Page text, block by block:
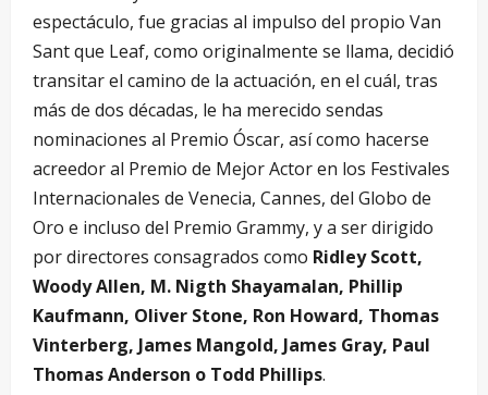
espectáculo, fue gracias al impulso del propio Van
Sant que Leaf, como originalmente se llama, decidió
transitar el camino de la actuación, en el cuál, tras
más de dos décadas, le ha merecido sendas
nominaciones al Premio Óscar, así como hacerse
acreedor al Premio de Mejor Actor en los Festivales
Internacionales de Venecia, Cannes, del Globo de
Oro e incluso del Premio Grammy, y a ser dirigido
por directores consagrados como Ridley Scott,
Woody Allen, M. Nigth Shayamalan, Phillip
Kaufmann, Oliver Stone, Ron Howard, Thomas
Vinterberg, James Mangold, James Gray, Paul
Thomas Anderson o Todd Phillips.